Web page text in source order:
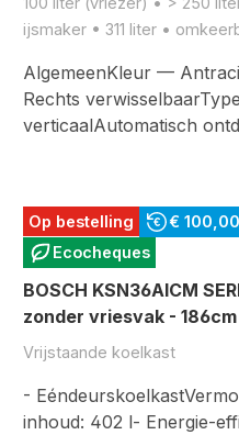
ijsmaker • 311 liter •
AlgemeenKleur —
Rechts
verticaalAutomatisch
Op bestelling
€
Ecocheques
BOSCH KSN36AICM
zonder vriesvak - 186cm
Vrijstaande koelkast
-
inhoud: 402 l- Energie-